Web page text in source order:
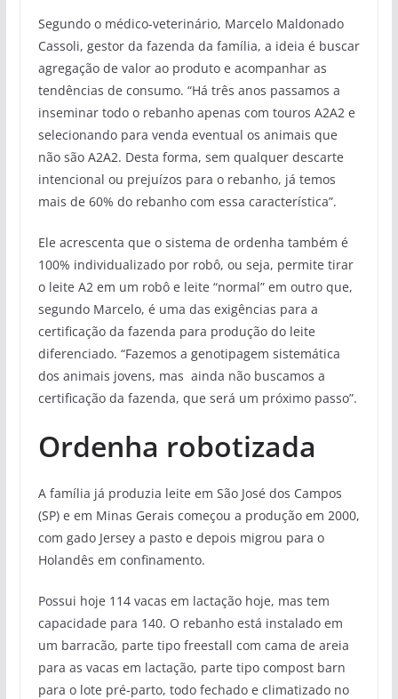
Segundo o médico-veterinário, Marcelo Maldonado
Cassoli, gestor da fazenda da família, a ideia é buscar
agregação de valor ao produto e acompanhar as
tendências de consumo. “Há três anos passamos a
inseminar todo o rebanho apenas com touros A2A2 e
selecionando para venda eventual os animais que
não são A2A2. Desta forma, sem qualquer descarte
intencional ou prejuízos para o rebanho, já temos
mais de 60% do rebanho com essa característica”.
Ele acrescenta que o sistema de ordenha também é
100% individualizado por robô, ou seja, permite tirar
o leite A2 em um robô e leite “normal” em outro que,
segundo Marcelo, é uma das exigências para a
certificação da fazenda para produção do leite
diferenciado. “Fazemos a genotipagem sistemática
dos animais jovens, mas ainda não buscamos a
certificação da fazenda, que será um próximo passo”.
Ordenha robotizada
A família já produzia leite em São José dos Campos
(SP) e em Minas Gerais começou a produção em 2000,
com gado Jersey a pasto e depois migrou para o
Holandês em confinamento.
Possui hoje 114 vacas em lactação hoje, mas tem
capacidade para 140. O rebanho está instalado em
um barracão, parte tipo freestall com cama de areia
para as vacas em lactação, parte tipo compost barn
para o lote pré-parto, todo fechado e climatizado no